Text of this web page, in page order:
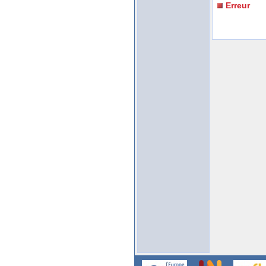
Erreur